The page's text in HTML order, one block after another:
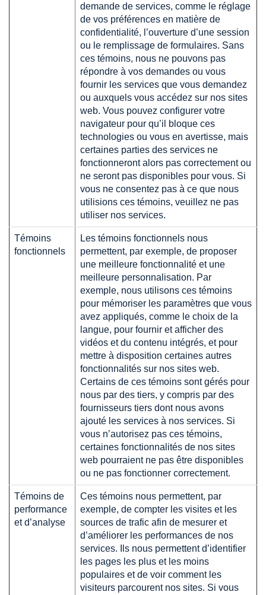
demande de services, comme le réglage
de vos préférences en matière de
confidentialité, l’ouverture d’une session
ou le remplissage de formulaires. Sans
ces témoins, nous ne pouvons pas
répondre à vos demandes ou vous
fournir les services que vous demandez
ou auxquels vous accédez sur nos sites
web. Vous pouvez configurer votre
navigateur pour qu’il bloque ces
technologies ou vous en avertisse, mais
certaines parties des services ne
fonctionneront alors pas correctement ou
ne seront pas disponibles pour vous. Si
vous ne consentez pas à ce que nous
utilisions ces témoins, veuillez ne pas
utiliser nos services.
Témoins
fonctionnels
Les témoins fonctionnels nous
permettent, par exemple, de proposer
une meilleure fonctionnalité et une
meilleure personnalisation. Par
exemple, nous utilisons ces témoins
pour mémoriser les paramètres que vous
avez appliqués, comme le choix de la
langue, pour fournir et afficher des
vidéos et du contenu intégrés, et pour
mettre à disposition certaines autres
fonctionnalités sur nos sites web.
Certains de ces témoins sont gérés pour
nous par des tiers, y compris par des
fournisseurs tiers dont nous avons
ajouté les services à nos services. Si
vous n’autorisez pas ces témoins,
certaines fonctionnalités de nos sites
web pourraient ne pas être disponibles
ou ne pas fonctionner correctement.
Témoins de
performance
et d’analyse
Ces témoins nous permettent, par
exemple, de compter les visites et les
sources de trafic afin de mesurer et
d’améliorer les performances de nos
services. Ils nous permettent d’identifier
les pages les plus et les moins
populaires et de voir comment les
visiteurs parcourent nos sites. Si vous